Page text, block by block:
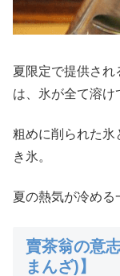
夏限定で提供され
は、氷が全て溶け
粗めに削られた氷
き氷。
夏の熱気が冷める
賣茶翁の意
まんざ)】